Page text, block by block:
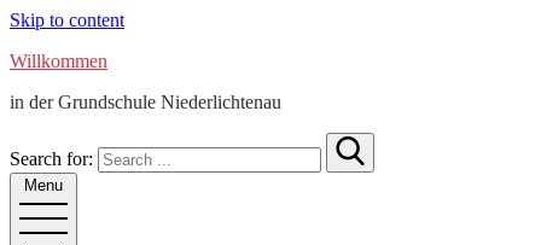
Skip to content
Willkommen
in der Grundschule Niederlichtenau
Search for:
Menu